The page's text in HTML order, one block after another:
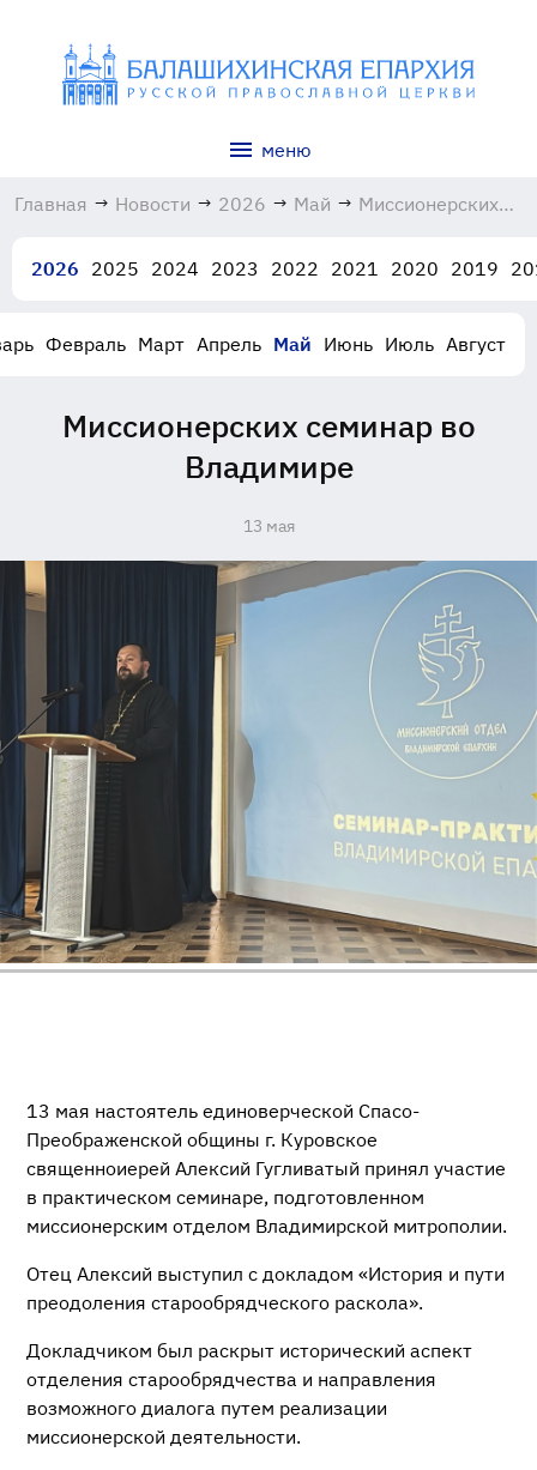
меню
Главная → Новости → 2026 → Май → Миссионерских
13.05.2026
2026 2025 2024 2023 2022 2021 2020 2019
Февраль Март Апрель Май Июнь Июль Август
Миссионерских семинар во
Владимире
13 мая
13 мая настоятель единоверческой Спасо-
Преображенской общины г. Куровское
священноиерей Алексий Гугливатый принял участие
в практическом семинаре, подготовленном
миссионерским отделом Владимирской митрополии.
Отец Алексий выступил с докладом «История и пути
преодоления старообрядческого раскола».
Докладчиком был раскрыт исторический аспект
отделения старообрядчества и направления
возможного диалога путем реализации
миссионерской деятельности.